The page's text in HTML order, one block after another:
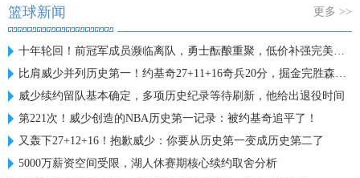
篮球新闻 更多 >>
十年轮回！前冠军成员濒临离队，勇士酝酿重聚，低价补强完美人选
比肩威少并列历史第一！约基奇27+11+16奇兵20分，掘金完胜森林狼
威少续约留队基本确定，多项历史纪录等待刷新，他给出退役时间
第221次！威少创造的NBA历史第一记录：被约基奇追平了！
又轰下27+12+16！抱歉威少：你要从历史第一变成历史第二了
5000万薪资空间受限，湖人休赛期核心续约取舍分析